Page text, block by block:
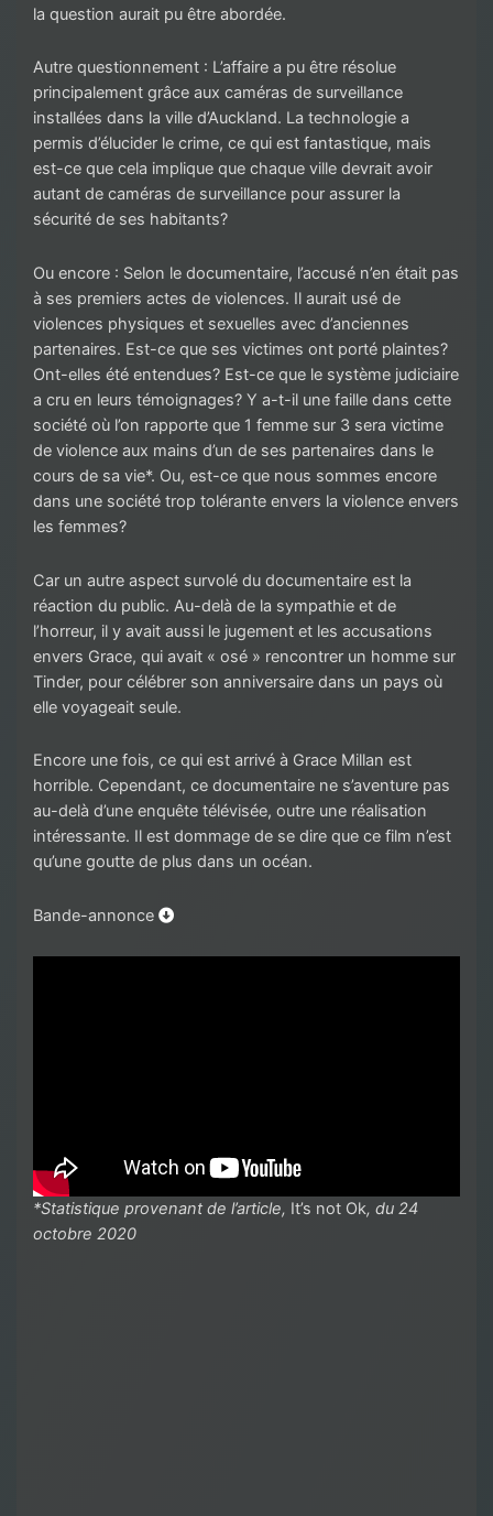
la question aurait pu être abordée.
Autre questionnement : L’affaire a pu être résolue
principalement grâce aux caméras de surveillance
installées dans la ville d’Auckland. La technologie a
permis d’élucider le crime, ce qui est fantastique, mais
est-ce que cela implique que chaque ville devrait avoir
autant de caméras de surveillance pour assurer la
sécurité de ses habitants?
Ou encore : Selon le documentaire, l’accusé n’en était pas
à ses premiers actes de violences. Il aurait usé de
violences physiques et sexuelles avec d’anciennes
partenaires. Est-ce que ses victimes ont porté plaintes?
Ont-elles été entendues? Est-ce que le système judiciaire
a cru en leurs témoignages? Y a-t-il une faille dans cette
société où l’on rapporte que 1 femme sur 3 sera victime
de violence aux mains d’un de ses partenaires dans le
cours de sa vie*. Ou, est-ce que nous sommes encore
dans une société trop tolérante envers la violence envers
les femmes?
Car un autre aspect survolé du documentaire est la
réaction du public. Au-delà de la sympathie et de
l’horreur, il y avait aussi le jugement et les accusations
envers Grace, qui avait « osé » rencontrer un homme sur
Tinder, pour célébrer son anniversaire dans un pays où
elle voyageait seule.
Encore une fois, ce qui est arrivé à Grace Millan est
horrible. Cependant, ce documentaire ne s’aventure pas
au-delà d’une enquête télévisée, outre une réalisation
intéressante. Il est dommage de se dire que ce film n’est
qu’une goutte de plus dans un océan.
Bande-annonce
*Statistique provenant de l’article, It’s not Ok, du 24
octobre 2020